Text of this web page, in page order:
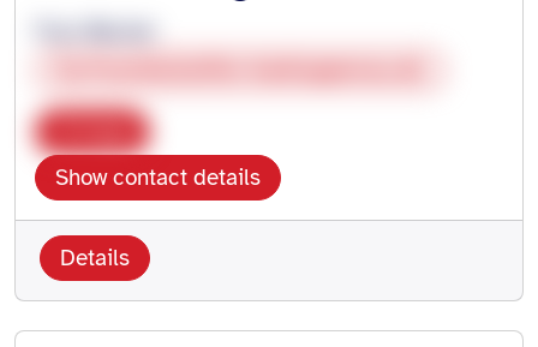
Show contact details
Details